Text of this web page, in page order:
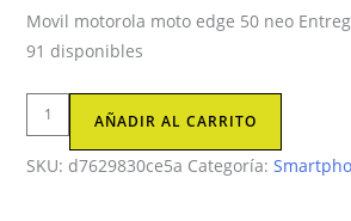
Movil motorola moto edge 50 neo
91 disponibles
Smartphones
Movil
motorola
AÑADIR AL CARRITO
SKU: d7629830ce5a Categoría: